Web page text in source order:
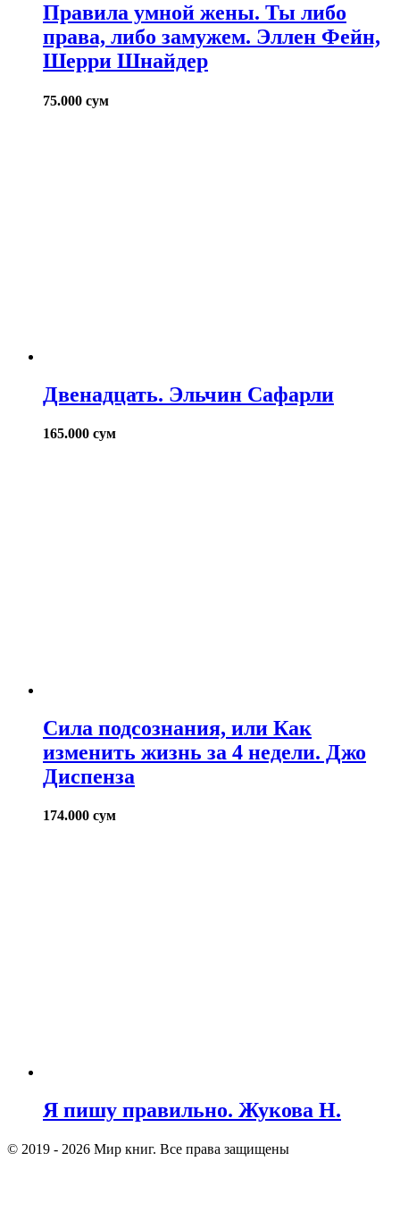
Правила умной жены. Ты либо
права, либо замужем. Эллен Фейн,
Шерри Шнайдер
75.000 сум
Двенадцать. Эльчин Сафарли
165.000 сум
Сила подсознания, или Как
изменить жизнь за 4 недели. Джо
Диспенза
174.000 сум
Я пишу правильно. Жукова Н.
© 2019 - 2026 Мир книг. Все права защищены